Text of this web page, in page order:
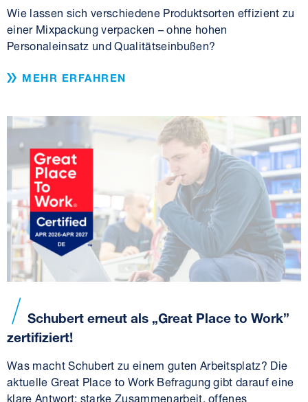
Wie lassen sich verschiedene Produktsorten effizient zu
einer Mixpackung verpacken – ohne hohen
Personaleinsatz und Qualitätseinbußen?
MEHR ERFAHREN
Schubert erneut als „Great Place to Work”
zertifiziert!
Was macht Schubert zu einem guten Arbeitsplatz? Die
aktuelle Great Place to Work Befragung gibt darauf eine
klare Antwort: starke Zusammenarbeit, offenes